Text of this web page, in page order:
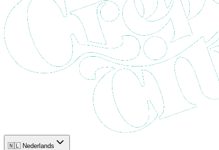
🇳🇱 Nederlands